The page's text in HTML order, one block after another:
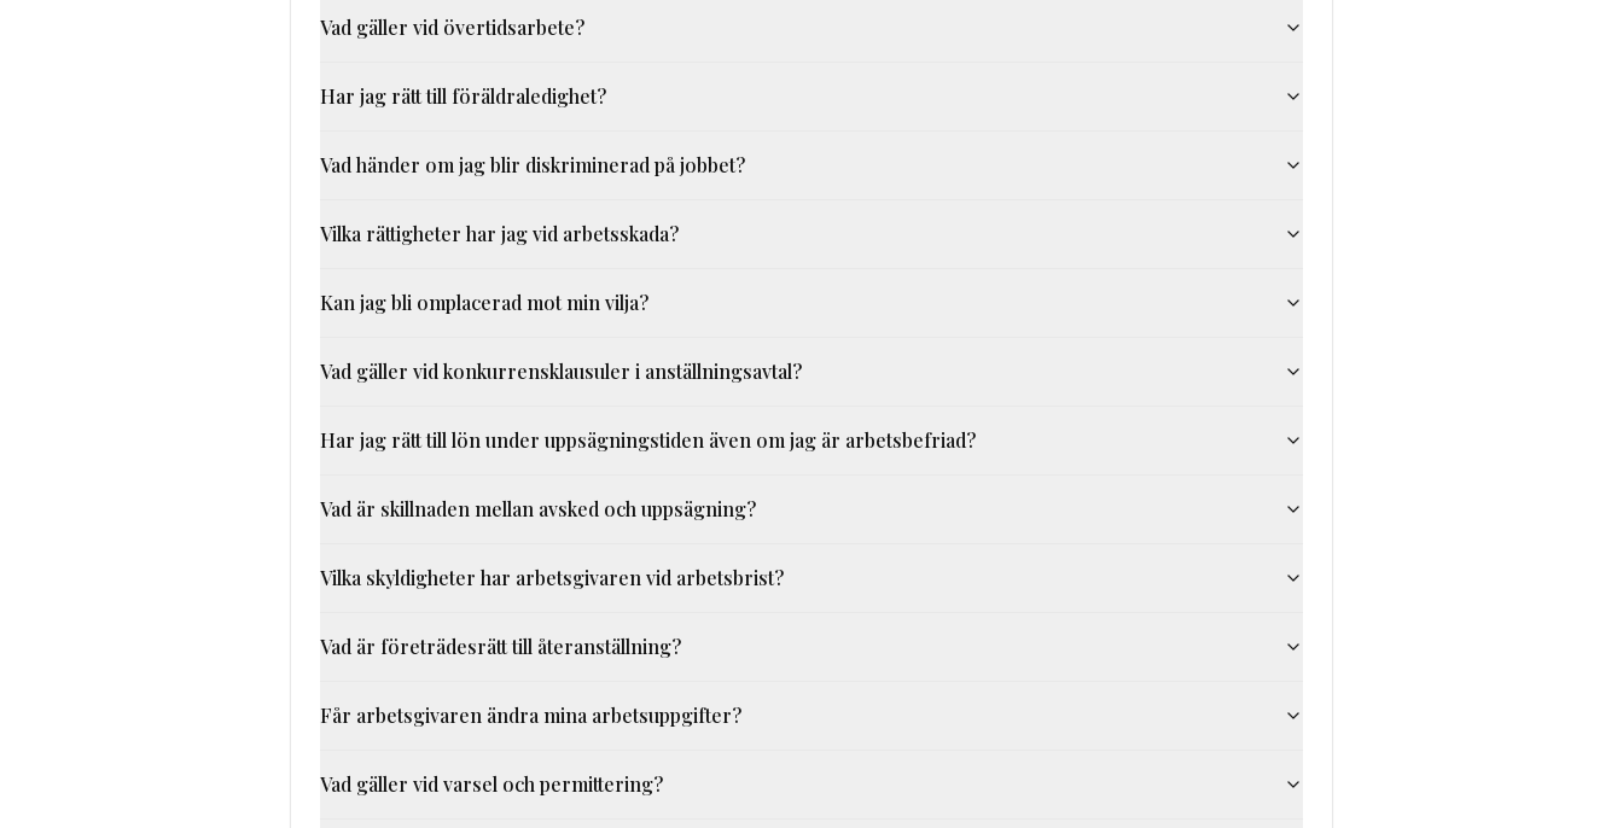
Vad gäller vid övertidsarbete?
Har jag rätt till föräldraledighet?
Vad händer om jag blir diskriminerad på jobbet?
Vilka rättigheter har jag vid arbetsskada?
Kan jag bli omplacerad mot min vilja?
Vad gäller vid konkurrensklausuler i anställningsavtal?
Har jag rätt till lön under uppsägningstiden även om jag är arbetsbefriad?
Vad är skillnaden mellan avsked och uppsägning?
Vilka skyldigheter har arbetsgivaren vid arbetsbrist?
Vad är företrädesrätt till återanställning?
Får arbetsgivaren ändra mina arbetsuppgifter?
Vad gäller vid varsel och permittering?